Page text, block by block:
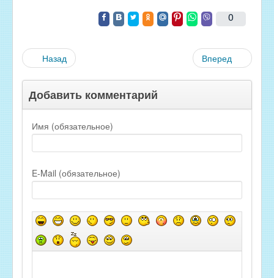
0
Назад Вперед
Добавить комментарий
Имя (обязательное)
E-Mail (обязательное)